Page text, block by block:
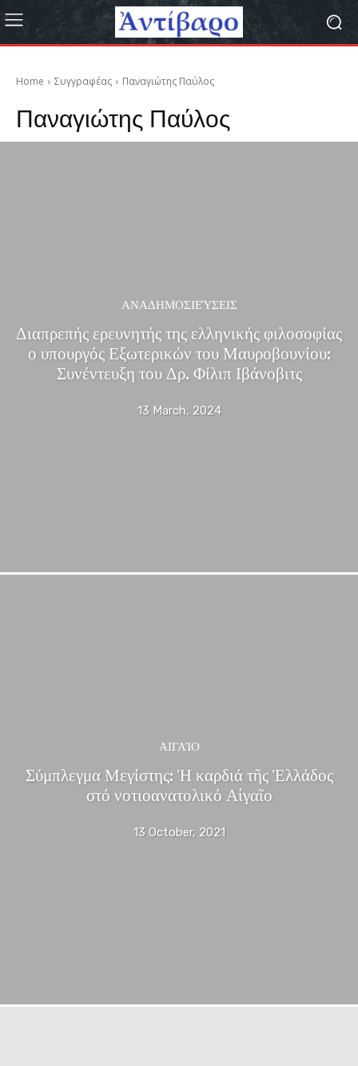
Home Συγγραφέας Παναγιώτης Παύλος
Παναγιώτης Παύλος
ΑΝΑΔΗΜΟΣΙΕΎΣΕΙΣ
Διαπρεπής ερευνητής της ελληνικής φιλοσοφίας
ο υπουργός Εξωτερικών του Μαυροβουνίου:
Συνέντευξη του Δρ. Φίλιπ Ιβάνοβιτς
13 March, 2024
ΑΙΓΑΊΟ
Σύμπλεγμα Μεγίστης: Ἡ καρδιά τῆς Ἑλλάδος
στό νοτιοανατολικό Αἰγαῖο
13 October, 2021